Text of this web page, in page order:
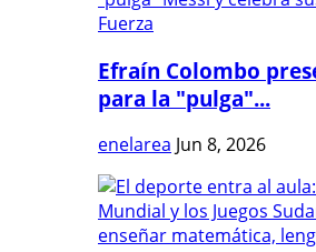
Efraín Colombo
para la "pulga"...
enelarea Jun 8, 2026